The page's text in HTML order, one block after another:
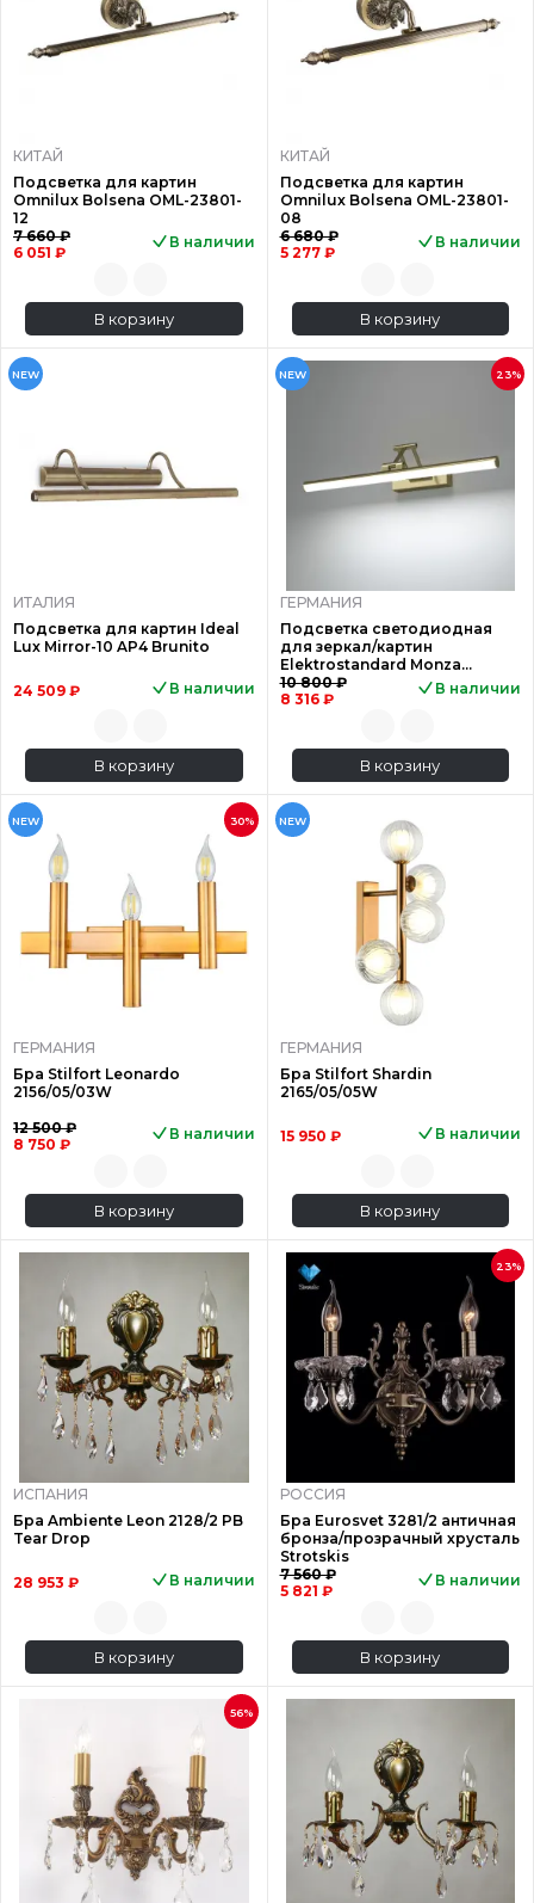
КИТАЙ
Подсветка для картин
Omnilux Bolsena OML-23801-
12
7 660 ₽
6 051 ₽
В наличии
В корзину
КИТАЙ
Подсветка для картин
Omnilux Bolsena OML-23801-
08
6 680 ₽
5 277 ₽
В наличии
В корзину
NEW
ИТАЛИЯ
Подсветка для картин Ideal
Lux Mirror-10 AP4 Brunito
24 509 ₽ В наличии
В корзину
NEW 23%
ГЕРМАНИЯ
Подсветка светодиодная
для зеркал/картин
Elektrostandard Monza
40128/LED бронза a064138
10 800 ₽
8 316 ₽
В наличии
В корзину
NEW 30%
ГЕРМАНИЯ
Бра Stilfort Leonardo
2156/05/03W
12 500 ₽
8 750 ₽
В наличии
В корзину
NEW
ГЕРМАНИЯ
Бра Stilfort Shardin
2165/05/05W
15 950 ₽ В наличии
В корзину
ИСПАНИЯ
Бра Ambiente Leon 2128/2 PB
Tear Drop
28 953 ₽ В наличии
В корзину
23%
РОССИЯ
Бра Eurosvet 3281/2 античная
бронза/прозрачный хрусталь
Strotskis
7 560 ₽
5 821 ₽
В наличии
В корзину
56%